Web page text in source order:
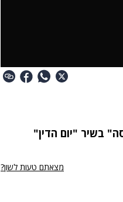
בשיר "יום הדין"
מצאתם טעות לשון?